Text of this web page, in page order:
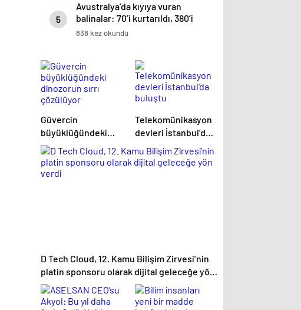
5
Avustralya’da kıyıya vuran
balinalar: 70’i kurtarıldı, 380’i
öldü
838 kez okundu
Güvercin
büyüklüğündeki
dinozorun sırrı
çözülüyor
Telekomünikasyon
devleri İstanbul’da
buluştu
D Tech Cloud, 12. Kamu Bilişim Zirvesi’nin
platin sponsoru olarak dijital geleceğe yön
verdi